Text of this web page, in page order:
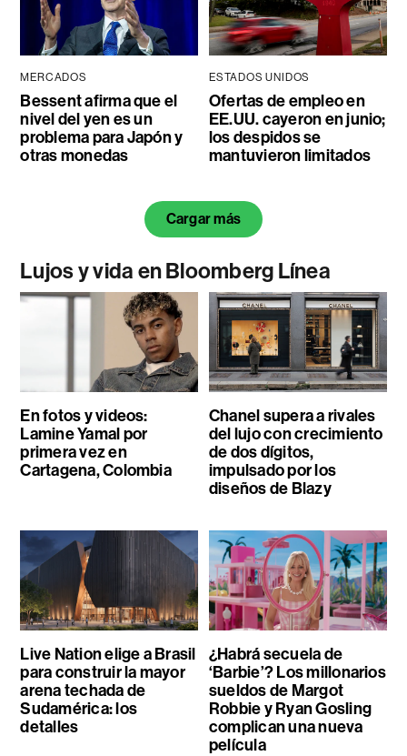
MERCADOS
Bessent afirma que el
nivel del yen es un
problema para Japón y
otras monedas
ESTADOS UNIDOS
Ofertas de empleo en
EE.UU. cayeron en junio;
los despidos se
mantuvieron limitados
Cargar más
Lujos y vida en Bloomberg Línea
En fotos y videos:
Lamine Yamal por
primera vez en
Cartagena, Colombia
Chanel supera a rivales
del lujo con crecimiento
de dos dígitos,
impulsado por los
diseños de Blazy
Live Nation elige a Brasil
para construir la mayor
arena techada de
Sudamérica: los
detalles
¿Habrá secuela de
‘Barbie’? Los millonarios
sueldos de Margot
Robbie y Ryan Gosling
complican una nueva
película